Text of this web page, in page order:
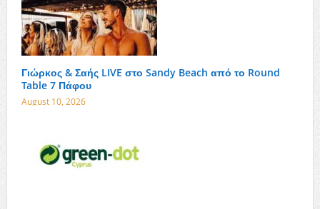
Γιώρκος & Σαής LIVE στο Sandy Beach από το Round
Table 7 Πάφου
August 10, 2026